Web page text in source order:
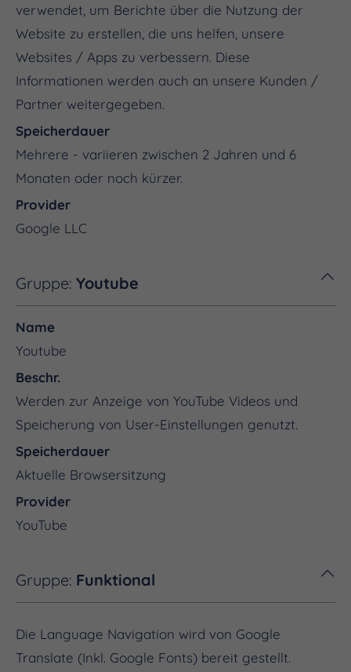
verwendet, um Berichte über die Nutzung der
Website zu erstellen, die uns helfen, unsere
Websites / Apps zu verbessern. Diese
Informationen werden auch an unsere Kunden /
Partner weitergegeben.
Speicherdauer
Mehrere - variieren zwischen 2 Jahren und 6
Monaten oder noch kürzer.
Provider
Google LLC
Gruppe: Youtube
Name
Youtube
Beschr.
Werden zur Anzeige von YouTube Videos und
Speicherung von User-Einstellungen genutzt.
Speicherdauer
Aktuelle Browsersitzung
Provider
YouTube
Gruppe: Funktional
Die Language Navigation wird von Google
Translate (Inkl. Google Fonts) bereit gestellt.